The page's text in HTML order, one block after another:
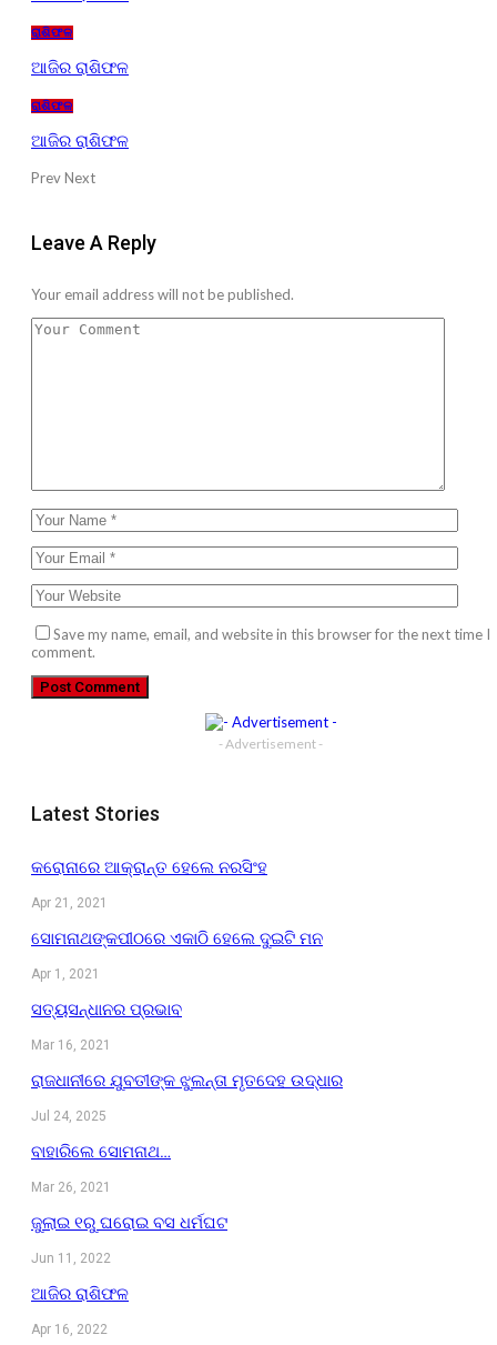
ରାଶିଫଳ
ଆଜିର ରାଶିଫଳ
ରାଶିଫଳ
ଆଜିର ରାଶିଫଳ
PrevNext
Leave A Reply
Your email address will not be published.
Save my name, email, and website in this browser for the next time I
comment.
- Advertisement -
Latest Stories
କରୋନାରେ ଆକ୍ରାନ୍ତ ହେଲେ ନରସିଂହ
Apr 21, 2021
ସୋମନାଥଙ୍କପୀଠରେ ଏକାଠି ହେଲେ ଦୁଇଟି ମନ
Apr 1, 2021
ସତ୍ୟସନ୍ଧାନର ପ୍ରଭାବ
Mar 16, 2021
ରାଜଧାନୀରେ ଯୁବତୀଙ୍କ ଝୁଲନ୍ତା ମୃତଦେହ ଉଦ୍ଧାର
Jul 24, 2025
ବାହାରିଲେ ସୋମନାଥ…
Mar 26, 2021
ଜୁଲାଇ ୧ରୁ ଘରୋଇ ବସ ଧର୍ମଘଟ
Jun 11, 2022
ଆଜିର ରାଶିଫଳ
Apr 16, 2022